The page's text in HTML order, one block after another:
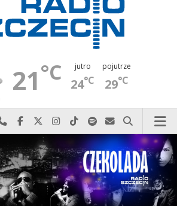
21°C jutro
24°C
pojutrze
29°C
Najlepiej po prostu do nas zadzwoń
Odwiedź nas na Facebook-u
Odwiedź nas na X
Odwiedź nas na Instagram-ie
Odwiedź nas na TikTok-u
Szukaj nas na Spotify
Wyślij do nas
Szukaj